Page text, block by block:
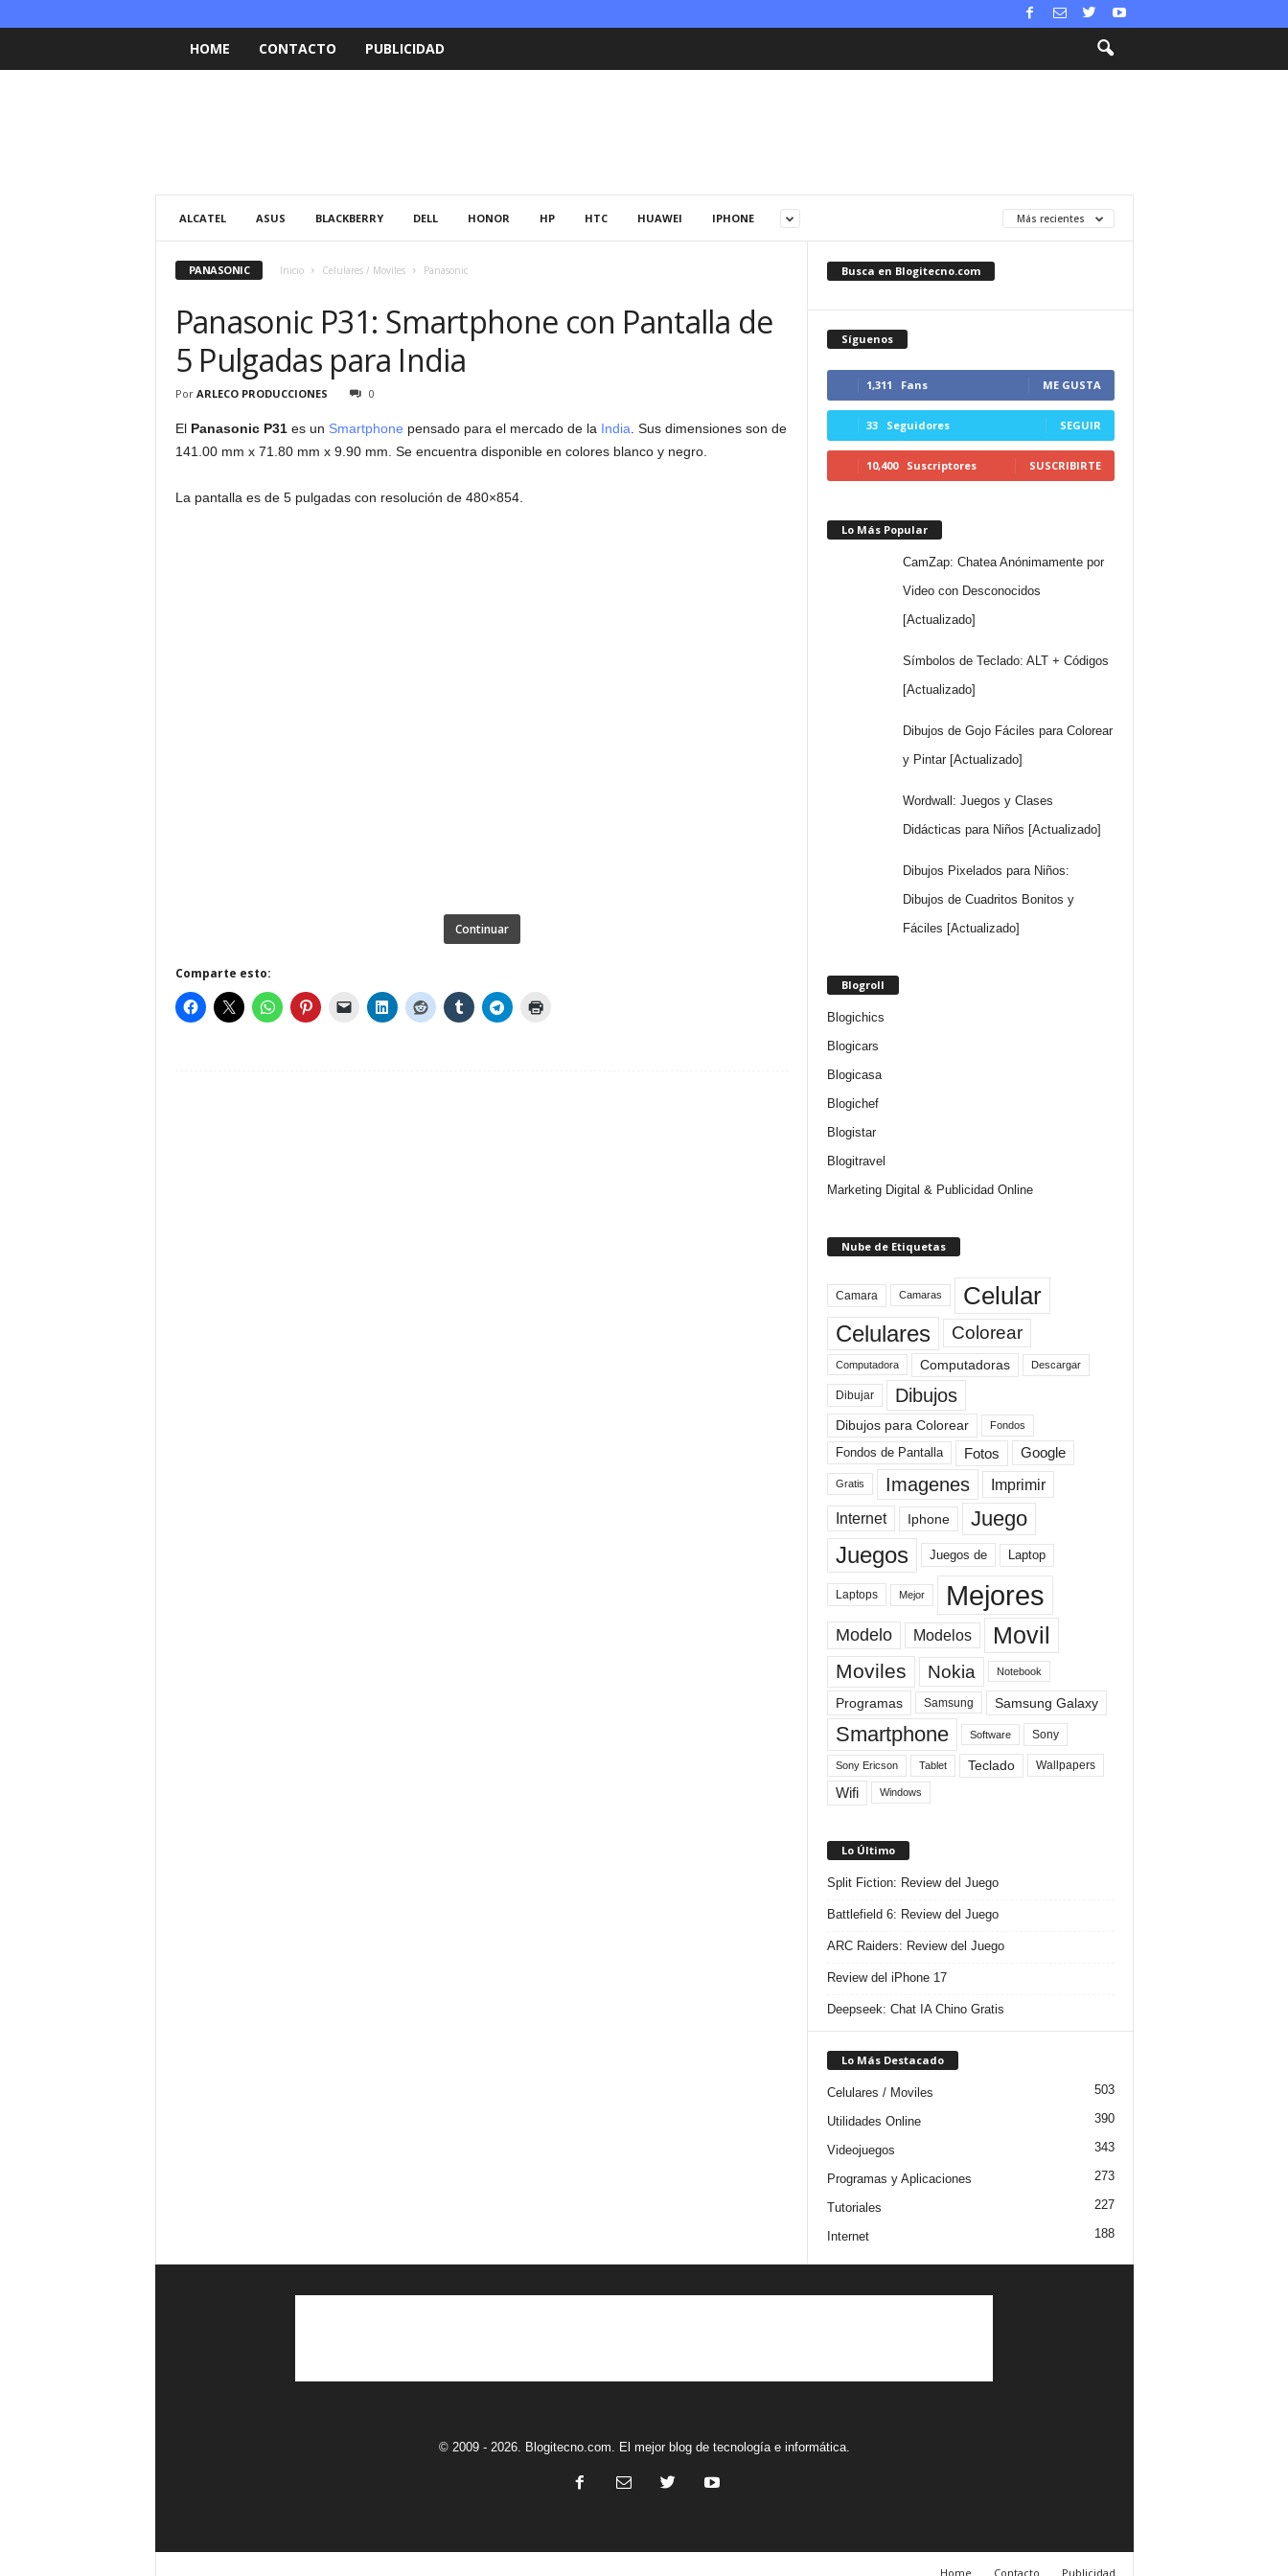
HOME CONTACTO PUBLICIDAD
ALCATEL ASUS BLACKBERRY DELL HONOR HP HTC HUAWEI IPHONE Más recientes
PANASONIC Inicio Celulares / Moviles Panasonic
Panasonic P31: Smartphone con Pantalla de
5 Pulgadas para India
Por ARLECO PRODUCCIONES 0
El Panasonic P31es un Smartphone pensado para el mercado de la India . Sus dimensiones son de
141.00 mm x 71.80 mm x 9.90 mm. Se encuentra disponible en colores blanco y negro.
La pantalla es de 5 pulgadas con resolución de 480×854.
Continuar
Comparte esto:
Busca en Blogitecno.com
Síguenos
1,311 Fans ME GUSTA
33 Seguidores SEGUIR
10,400 Suscriptores SUSCRIBIRTE
Lo Más Popular
CamZap: Chatea Anónimamente por
Video con Desconocidos
[Actualizado]
Símbolos de Teclado: ALT + Códigos
[Actualizado]
Dibujos de Gojo Fáciles para Colorear
y Pintar [Actualizado]
Wordwall: Juegos y Clases
Didácticas para Niños [Actualizado]
Dibujos Pixelados para Niños:
Dibujos de Cuadritos Bonitos y
Fáciles [Actualizado]
Blogroll
Blogichics
Blogicars
Blogicasa
Blogichef
Blogistar
Blogitravel
Marketing Digital & Publicidad Online
Nube de Etiquetas
Camara Camaras Celular
Celulares Colorear
Computadora Computadoras Descargar
Dibujar Dibujos
Dibujos para Colorear Fondos
Fondos de Pantalla Fotos Google
Gratis Imagenes Imprimir
Internet Iphone Juego
Juegos Juegos de Laptop
Laptops Mejor Mejores
Modelo Modelos Movil
Moviles Nokia Notebook
Programas Samsung Samsung Galaxy
Smartphone Software Sony
Sony Ericson Tablet Teclado Wallpapers
Wifi Windows
Lo Último
Split Fiction: Review del Juego
Battlefield 6: Review del Juego
ARC Raiders: Review del Juego
Review del iPhone 17
Deepseek: Chat IA Chino Gratis
Lo Más Destacado
Celulares / Moviles 503
Utilidades Online 390
Videojuegos 343
Programas y Aplicaciones 273
Tutoriales 227
Internet 188
© 2009 - 2026. Blogitecno.com. El mejor blog de tecnología e informática.
Home Contacto Publicidad